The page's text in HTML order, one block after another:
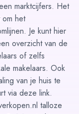
marktcijfers. Het
het
Je kunt hier
overzicht van de
of zelfs
makelaars. Ook
van je huis te
via deze link.
talloze